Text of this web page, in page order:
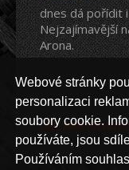
Webové stránky
personalizaci
soubory cookie.
používáte, jsou
Používáním
dnes dá pořídit
Nejzajímavější
Arona.
ARCHIV